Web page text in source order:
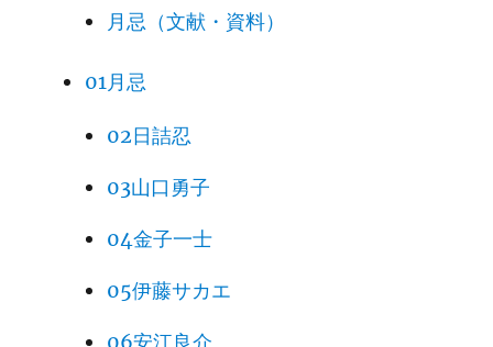
月忌（文献・資料）
01月忌
02日詰忍
03山口勇子
04金子一士
05伊藤サカエ
06安江良介